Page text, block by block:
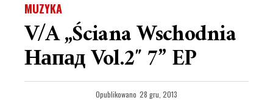
MUZYKA
V/A „Ściana Wschodnia
Напад Vol.2″ 7” EP
Opublikowano 28 gru, 2013